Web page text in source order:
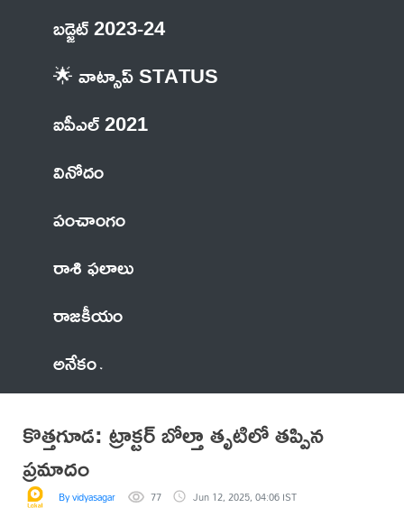
బడ్జెట్ 2023-24
🌟 వాట్సాప్ STATUS
ఐపీఎల్ 2021
వినోదం
పంచాంగం
రాశి ఫలాలు
రాజకీయం
అనేకం
కొత్తగూడ: ట్రాక్టర్ బోల్తా తృటిలో తప్పిన
ప్రమాదం
By vidyasagar 77 Jun 12, 2025, 04:06 IST